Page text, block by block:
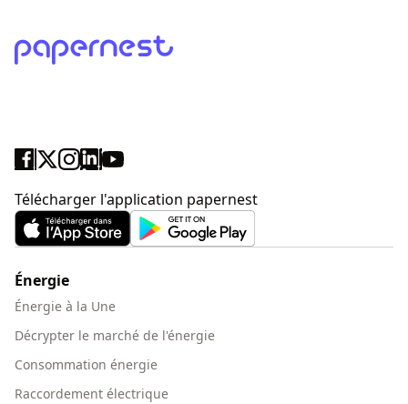
Télécharger l'application papernest
Énergie
Énergie à la Une
Décrypter le marché de l'énergie
Consommation énergie
Raccordement électrique